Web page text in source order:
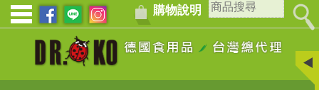
購物說明